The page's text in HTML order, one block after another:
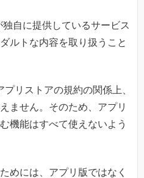
自に提供しているサービス
ルトな内容を取り扱うこと
リストアの規約の関係上、
ません。そのため、アプリ
機能はすべて使えないよう
めには、アプリ版ではなく